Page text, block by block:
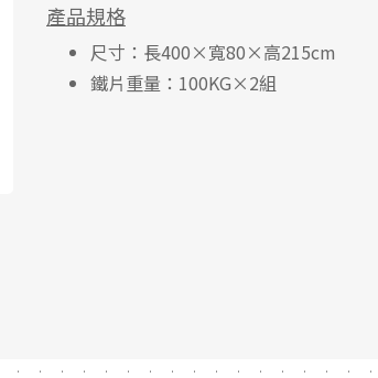
產品規格
尺寸：長400×寬80×高215cm
鐵片重量：100KG×2組